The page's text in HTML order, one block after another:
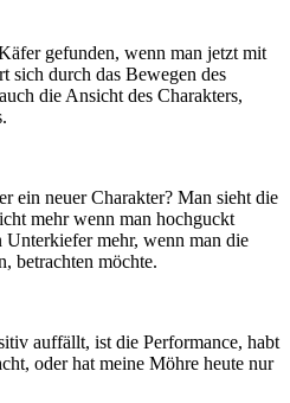
gefunden, wenn man jetzt mit
sich durch das Bewegen des
die Ansicht des Charakters,
ein neuer Charakter? Man sieht die
mehr wenn man hochguckt
Unterkiefer mehr, wenn man die
betrachten möchte.
auffällt, ist die Performance, habt
oder hat meine Möhre heute nur